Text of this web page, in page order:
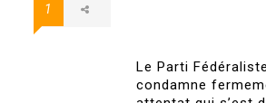
1
Le Parti
condamne